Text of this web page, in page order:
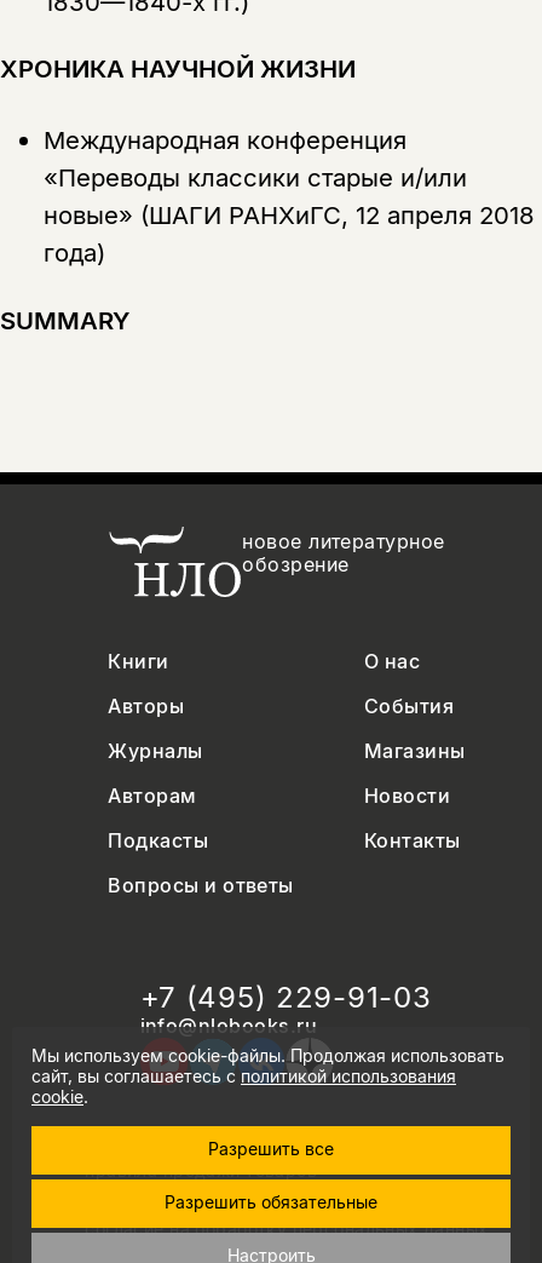
ХРОНИКА НАУЧНОЙ ЖИЗНИ
Международная конференция
«Переводы классики старые и/или
новые» (ШАГИ РАНХиГС, 12 апреля 2018
года)
SUMMARY
новое литературное
обозрение
Книги
О нас
Авторы
События
Журналы
Магазины
Авторам
Новости
Подкасты
Контакты
Вопросы и ответы
+7 (495) 229-91-03
info@nlobooks.ru
© Новое литературное обозрение. 2026
правила продажи товаров
политика использования cookie
согласие на обработку персональных данных
дизайн Дмитрия Черногаева
Мы используем cookie-файлы. Продолжая использовать
сайт, вы соглашаетесь сполитикой использования
cookie.
Разрешить все
Разрешить обязательные
Настроить